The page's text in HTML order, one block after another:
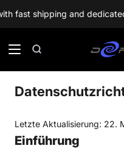
and dedicated customer
au
Recherche
Letzte Aktualisierung: 22.
Einführung